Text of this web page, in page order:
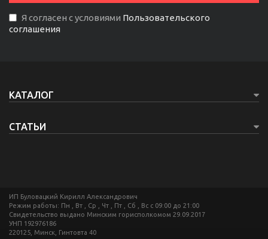
Я согласен с условиями Пользовательского
соглашения
КАТАЛОГ
СТАТЬИ
ИП Буловацкий Кирилл Александрович
Режим работы: Пн , Вт , Ср , Чт , Пт , Сб , Вс c 09:00 до 21:00
Свидетельство выдано Минским горисполкомом 29.09.2017
УНП 192976186
220125, Минск, Гинтовта 40